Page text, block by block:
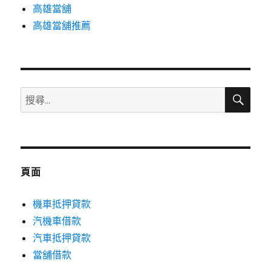
高雄當舖
高雄當舖推薦
搜
尋
鍵
搜
頁面
機車抵押貸款
汽機車借款
汽車抵押貸款
當舖借款